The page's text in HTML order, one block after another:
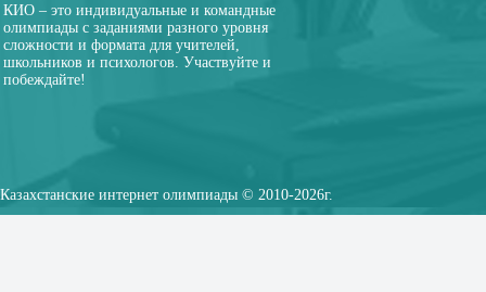
КИО – это индивидуальные и командные
олимпиады с заданиями разного уровня
сложности и формата для учителей,
школьников и психологов. Участвуйте и
побеждайте!
Казахстанские интернет олимпиады © 2010-2026г.